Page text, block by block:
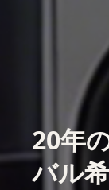
20年
バル